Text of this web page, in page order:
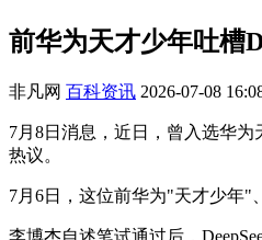
前华为天才少年吐槽
非凡网 百科资讯 2026-07-08
7月8日消息，近日，曾入选华
热议。
7月6日，这位前华为"天才少年"
李博杰自述笔试通过后，